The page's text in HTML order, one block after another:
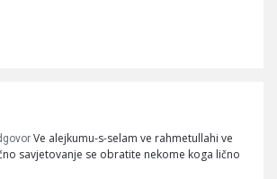
Ve alejkumu-s-selam ve rahmetullahi ve
savjetovanje se obratite nekome koga lično